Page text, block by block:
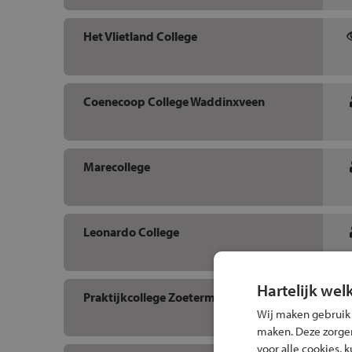
Het Vlietland College
Coenecoop College Waddinxveen
Marecollege
Leonardo College
Praktijkcollege Zoetermeer Hartelijk
Wij maken
maken. Deze
voor alle cookies,